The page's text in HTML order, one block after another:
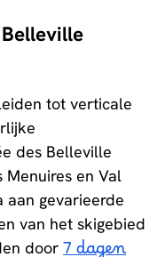
tot verticale
des Belleville
Menuires en Val
aan gevarieerde
van het skigebied
door